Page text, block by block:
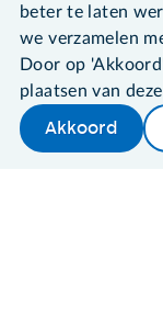
©2026 SeniorWeb
Algemene
beter te laten
we verzamelen
Door op
plaatsen van
Akkoord